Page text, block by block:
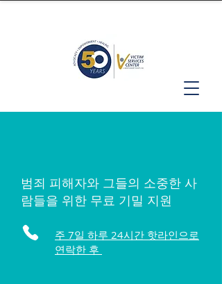
범죄 피해자와 그들의 소중한 사
람들을 위한 무료 기밀 지원
주 7일 하루 24시간 핫라인으로
연락한 후